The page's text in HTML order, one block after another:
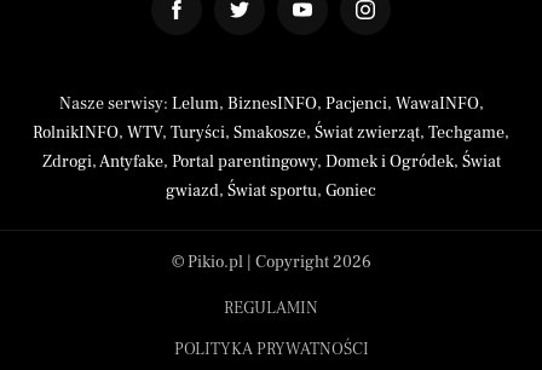
Nasze serwisy: Lelum, BiznesINFO, Pacjenci, WawaINFO,
RolnikINFO, WTV, Turyści, Smakosze, Świat zwierząt, Techgame,
Zdrogi,Antyfake, Portal parentingowy, Domek i Ogródek, Świat
gwiazd, Świat sportu, Goniec
© Pikio.pl | Copyright 2026
REGULAMIN
POLITYKA PRYWATNOŚCI